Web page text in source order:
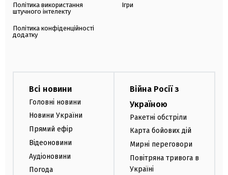
Політика використання
штучного інтелекту
Політика конфіденційності
додатку
Ігри
Всі новини
Головні новини
Новини України
Прямий ефір
Відеоновини
Аудіоновини
Погода
Війна Росії з
Україною
Ракетні обстріли
Карта бойових дій
Мирні переговори
Повітряна тривога в
Україні